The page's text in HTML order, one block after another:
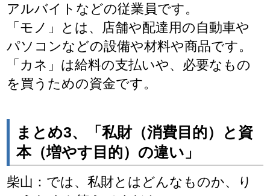
アルバイトなどの従業員です。
「モノ」とは、店舗や配達用の自動車や
パソコンなどの設備や材料や商品です。
「カネ」は給料の支払いや、必要なもの
を買うための資金です。
まとめ3、「私財（消費目的）と資
本（増やす目的）の違い」
柴山：では、私財とはどんなものか、り